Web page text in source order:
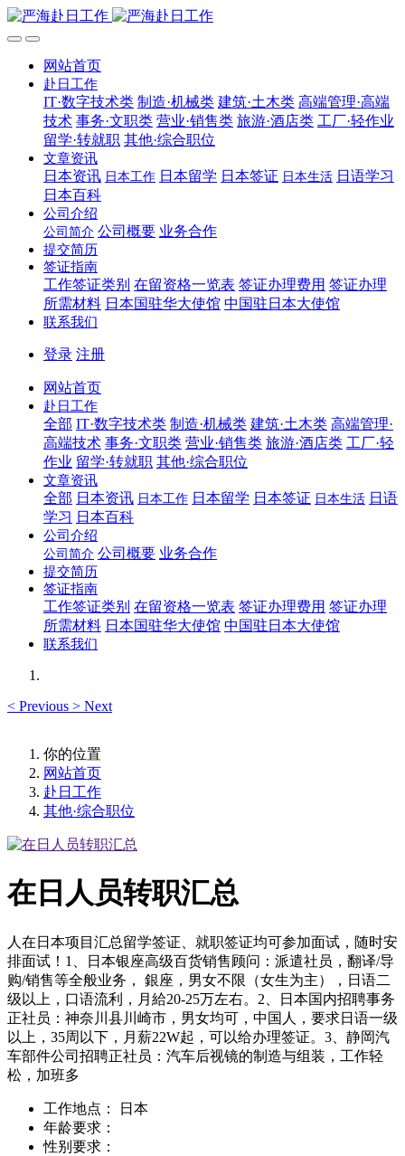
网站首页
赴日工作
IT·数字技术类 制造·机械类 建筑·土木类 高端管理·高端
技术 事务·文职类 营业·销售类 旅游·酒店类 工厂·轻作业
留学·转就职 其他·综合职位
文章资讯
日本资讯 日本工作 日本留学 日本签证 日本生活 日语学习
日本百科
公司介绍
公司简介 公司概要 业务合作
提交简历
签证指南
工作签证类别 在留资格一览表 签证办理费用 签证办理
所需材料 日本国驻华大使馆 中国驻日本大使馆
联系我们
登录 注册
网站首页
赴日工作
全部 IT·数字技术类 制造·机械类 建筑·土木类 高端管理·
高端技术 事务·文职类 营业·销售类 旅游·酒店类 工厂·轻
作业 留学·转就职 其他·综合职位
文章资讯
全部 日本资讯 日本工作 日本留学 日本签证 日本生活 日语
学习 日本百科
公司介绍
公司简介 公司概要 业务合作
提交简历
签证指南
工作签证类别 在留资格一览表 签证办理费用 签证办理
所需材料 日本国驻华大使馆 中国驻日本大使馆
联系我们
< Previous > Next
你的位置
网站首页
赴日工作
其他·综合职位
在日人员转职汇总
人在日本项目汇总留学签证、就职签证均可参加面试，随时安
排面试！1、日本银座高级百货销售顾问：派遣社员，翻译/导
购/销售等全般业务， 銀座，男女不限（女生为主），日语二
级以上，口语流利，月給20-25万左右。2、日本国内招聘事务
正社员：神奈川县川崎市，男女均可，中国人，要求日语一级
以上，35周以下，月薪22W起，可以给办理签证。3、静岡汽
车部件公司招聘正社员：汽车后视镜的制造与组装，工作轻
松，加班多
工作地点：
日本
年龄要求：
性别要求：